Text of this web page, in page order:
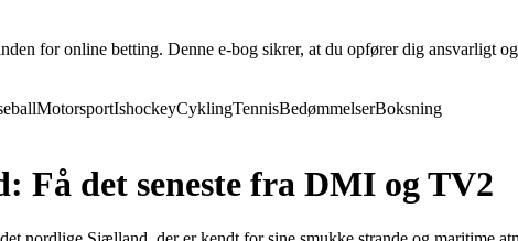
for online betting. Denne e-bog sikrer, at du opfører dig ansvarligt
MotorsportIshockeyCyklingTennisBedømmelserBoksning
Få det seneste fra DMI og TV2